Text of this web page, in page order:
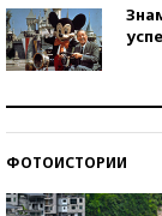
ФОТОИСТОРИИ